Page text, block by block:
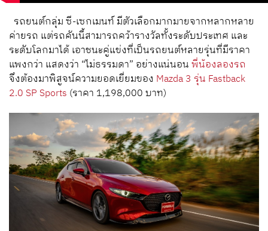
รถยนต์กลุ่ม ซี-เซกเมนท์ มีตัวเลือกมากมายจากหลากหลาย
ค่ายรถ แต่รถคันนี้สามารถคว้ารางวัลทั้งระดับประเทศ และ
ระดับโลกมาได้ เอาชนะคู่แข่งที่เป็นรถยนต์หลายรุ่นที่มีราคา
แพงกว่า แสดงว่า “ไม่ธรรมดา” อย่างแน่นอนพี่น้องลองรถ
จึงต้องมาพิสูจน์ความยอดเยี่ยมของ Mazda 3 รุ่น Fastback
2.0 SP Sports (ราคา 1,198,000 บาท)